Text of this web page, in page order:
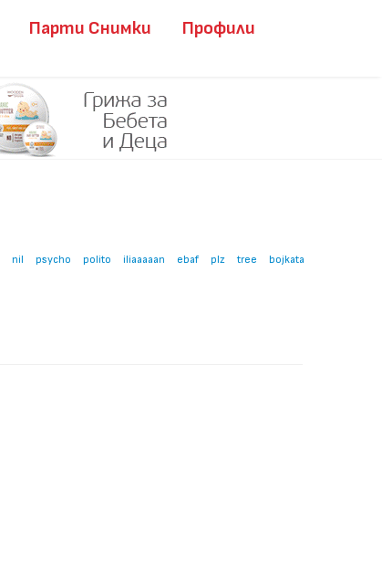
Парти Снимки Профили
nil psycho polito iliaaaaan ebaf plz tree
bojkata